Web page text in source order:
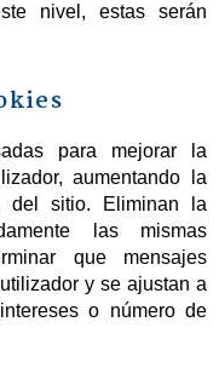
nivel, estas serán
para mejorar la
aumentando la
del sitio. Eliminan la
las mismas
que mensajes
y se ajustan a
o número de